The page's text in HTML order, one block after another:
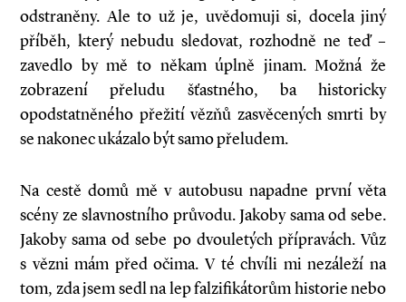
odstraněny. Ale to už je, uvědomuji si, docela jiný
příběh, který nebudu sledovat, rozhodně ne teď –
zavedlo by mě to někam úplně jinam. Možná že
zobrazení přeludu šťastného, ba historicky
opodstatněného přežití vězňů zasvěcených smrti by
se nakonec ukázalo být samo přeludem.
Na cestě domů mě v autobusu napadne první věta
scény ze slavnostního průvodu. Jakoby sama od sebe.
Jakoby sama od sebe po dvouletých přípravách. Vůz
s vězni mám před očima. V té chvíli mi nezáleží na
tom, zda jsem sedl na lep falzifikátorům historie nebo